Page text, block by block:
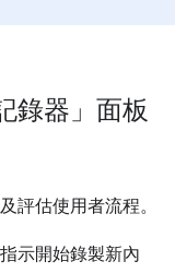
錄器」面板
評估使用者流程。
示開始錄製新內